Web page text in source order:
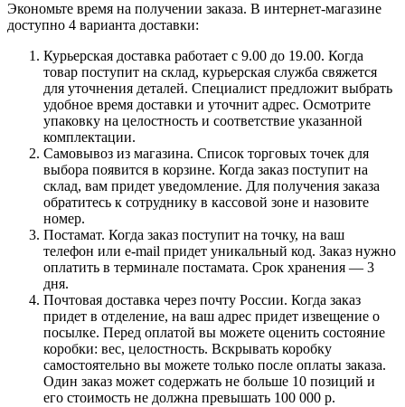
Экономьте время на получении заказа. В интернет-магазине
доступно 4 варианта доставки:
Курьерская доставка работает с 9.00 до 19.00. Когда
товар поступит на склад, курьерская служба свяжется
для уточнения деталей. Специалист предложит выбрать
удобное время доставки и уточнит адрес. Осмотрите
упаковку на целостность и соответствие указанной
комплектации.
Самовывоз из магазина. Список торговых точек для
выбора появится в корзине. Когда заказ поступит на
склад, вам придет уведомление. Для получения заказа
обратитесь к сотруднику в кассовой зоне и назовите
номер.
Постамат. Когда заказ поступит на точку, на ваш
телефон или e-mail придет уникальный код. Заказ нужно
оплатить в терминале постамата. Срок хранения — 3
дня.
Почтовая доставка через почту России. Когда заказ
придет в отделение, на ваш адрес придет извещение о
посылке. Перед оплатой вы можете оценить состояние
коробки: вес, целостность. Вскрывать коробку
самостоятельно вы можете только после оплаты заказа.
Один заказ может содержать не больше 10 позиций и
его стоимость не должна превышать 100 000 р.